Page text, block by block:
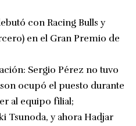
con Racing Bulls y
en el Gran Premio de
Sergio Pérez no tuvo
ocupó el puesto durante
al equipo filial;
Tsunoda, y ahora Hadjar